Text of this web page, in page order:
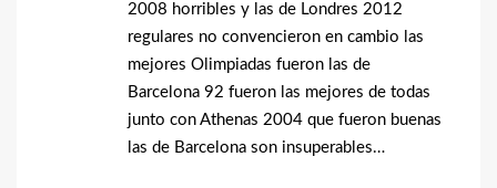
2008 horribles y las de Londres 2012
regulares no convencieron en cambio las
mejores Olimpiadas fueron las de
Barcelona 92 fueron las mejores de todas
junto con Athenas 2004 que fueron buenas
las de Barcelona son insuperables…